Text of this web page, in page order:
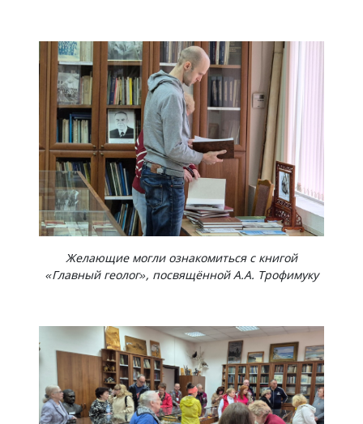
Желающие могли ознакомиться с книгой
«Главный геолог», посвящённой А.А. Трофимуку